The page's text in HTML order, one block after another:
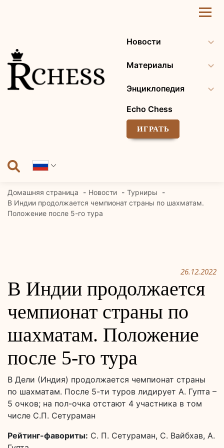
Новости
Материалы
Энциклопедия
Echo Chess
ИГРАТЬ
Домашняя страница Новости
Турниры
В Индии продолжается чемпионат страны по шахматам.
Положение после 5-го тура
26.12.2022
В Индии продолжается
чемпионат страны по
шахматам. Положение
после 5-го тура
В Дели (Индия) продолжается чемпионат страны
по шахматам. После 5-ти туров лидирует А. Гупта –
5 очков; на пол-очка отстают 4 участника в том
числе С.П. Сетураман
Рейтинг-фавориты: С. П. Сетураман, С. Вайбхав, А.